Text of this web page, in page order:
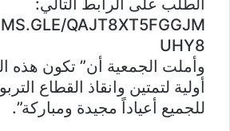
QAJT8XT5FGGJM
UHY8
وأملت الجمعية أن” تكون هذه
أولية لتمتين وانقاذ القطاع
للجميع أعياداً مجيدة ومباركة”.